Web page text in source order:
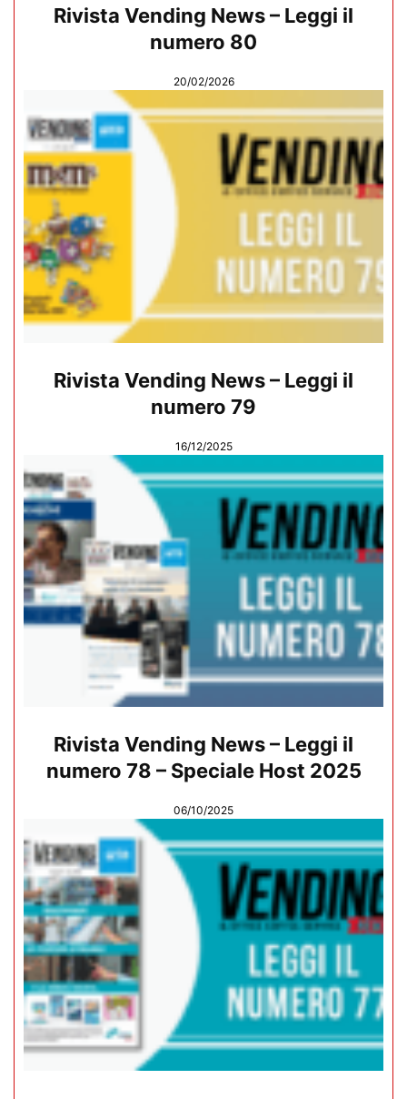
Rivista Vending News – Leggi il
numero 80
20/02/2026
Rivista Vending News – Leggi il
numero 79
16/12/2025
Rivista Vending News – Leggi il
numero 78 – Speciale Host 2025
06/10/2025